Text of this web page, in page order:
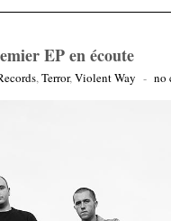
EP en écoute
,Terror,Violent Way - no